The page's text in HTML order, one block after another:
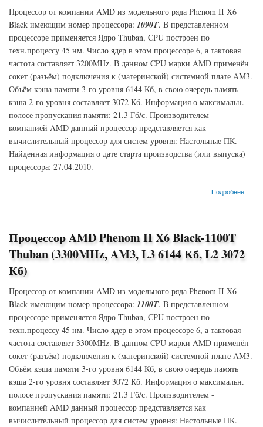
Процессор от компании AMD из модельного ряда Phenom II X6
Black имеющим номер процессора: 1090T. В представленном
процессоре применяется Ядро Thuban, CPU построен по
техн.процессу 45 нм. Число ядер в этом процессоре 6, а тактовая
частота составляет 3200MHz. В данном CPU марки AMD применён
сокет (разъём) подключения к (материнской) системной плате AM3.
Объём кэша памяти 3-го уровня 6144 Кб, в свою очередь память
кэша 2-го уровня составляет 3072 Кб. Информация о максимальн.
полосе пропускания памяти: 21.3 Гб/с. Производителем -
компанией AMD данный процессор представляется как
вычислительный процессор для систем уровня: Настольные ПК.
Найденная информация о дате старта производства (или выпуска)
процессора: 27.04.2010.
Подробнее
о Процессор AMD Phenom II X6 Black-1090T Thuban (3200MHz, AM3, L3 6144 Кб, L2
Процессор AMD Phenom II X6 Black-1100T
Thuban (3300MHz, AM3, L3 6144 Кб, L2 3072
Кб)
Процессор от компании AMD из модельного ряда Phenom II X6
Black имеющим номер процессора: 1100T. В представленном
процессоре применяется Ядро Thuban, CPU построен по
техн.процессу 45 нм. Число ядер в этом процессоре 6, а тактовая
частота составляет 3300MHz. В данном CPU марки AMD применён
сокет (разъём) подключения к (материнской) системной плате AM3.
Объём кэша памяти 3-го уровня 6144 Кб, в свою очередь память
кэша 2-го уровня составляет 3072 Кб. Информация о максимальн.
полосе пропускания памяти: 21.3 Гб/с. Производителем -
компанией AMD данный процессор представляется как
вычислительный процессор для систем уровня: Настольные ПК.